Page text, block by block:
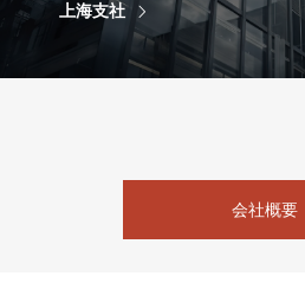
上海支社
会社概要